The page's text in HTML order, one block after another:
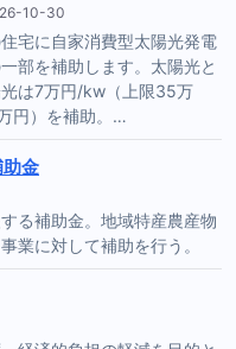
10-30
宅に自家消費型太陽光発電
部を補助します。太陽光と
は7万円/kw（上限35万
円）を補助。…
金
る補助金。地域特産農産物
業に対して補助を行う。